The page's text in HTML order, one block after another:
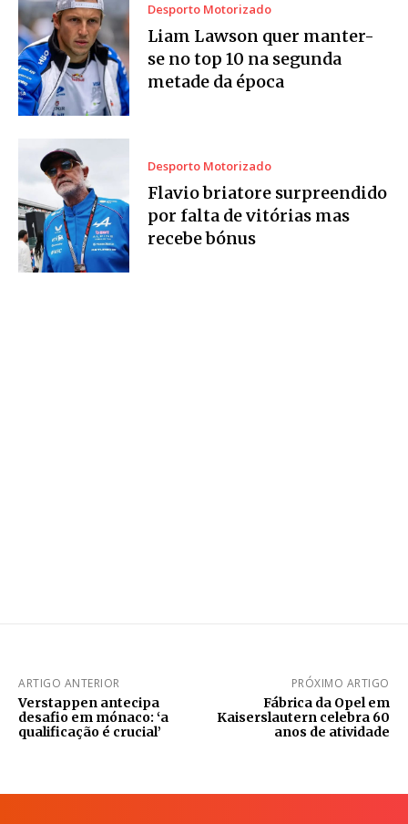
Desporto Motorizado
Liam Lawson quer manter-
se no top 10 na segunda
metade da época
Desporto Motorizado
Flavio briatore surpreendido
por falta de vitórias mas
recebe bónus
ARTIGO ANTERIOR
Verstappen antecipa
desafio em mónaco: ‘a
qualificação é crucial’
PRÓXIMO ARTIGO
Fábrica da Opel em
Kaiserslautern celebra 60
anos de atividade